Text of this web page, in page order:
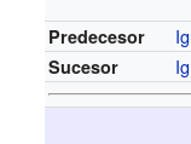
Predecesor
Sucesor